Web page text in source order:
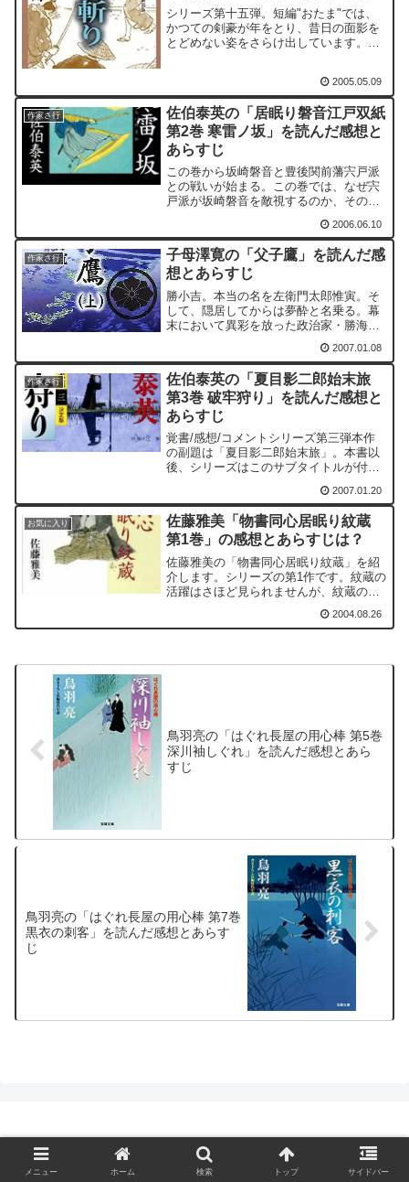
シリーズ第十五弾。短編"おたま"では、
かつての剣豪が年をとり、昔日の面影を
とどめない姿をさらけ出しています。小
語の最後では田沼意次の長男である田沼
意知が斬りつけられま...
2005.05.09
作家さ行
佐伯泰英の「居眠り磐音江戸双紙
第2巻 寒雷ノ坂」を読んだ感想と
あらすじ
この巻から坂崎磐音と豊後関前藩宍戸派
との戦いが始まる。この巻では、なぜ宍
戸派が坂崎磐音を敵視するのか、その概
る内藤新宿とは現在の新宿である。2006.06.10
作家さ行
子母澤寛の「父子鷹」を読んだ感
想とあらすじ
勝小吉。本当の名を左衛門太郎惟寅。そ
して、隠居してからは夢酔と名乗る。幕
末において異彩を放った政治家・勝海舟
て「おとこ鷹」「勝海舟」がある。2007.01.08
作家さ行
佐伯泰英の「夏目影二郎始末旅
第3巻 破牢狩り」を読んだ感想と
あらすじ
覚書/感想/コメントシリーズ第三弾本作
の副題は「夏目影二郎始末旅」。本書以
後、シリーズはこのサブタイトルが付く
しては、真犯人捜しがあげられると思
う。伝馬町の牢屋敷を抜け出した六人。
五街道で繰り広げられる不...
2007.01.20
お気に入り
佐藤雅美「物書同心居眠り紋蔵
第1巻」の感想とあらすじは？
佐藤雅美の「物書同心居眠り紋蔵」を紹
介します。シリーズの第1作です。紋蔵の
活躍はさほど見られませんが、紋蔵の日
家族を中心として、慎ましく暮らす紋蔵
2004.08.26
鳥羽亮の「はぐれ長屋の用心棒 第5巻
深川袖しぐれ」を読んだ感想とあら
すじ
鳥羽亮の「はぐれ長屋の用心棒 第7巻
黒衣の刺客」を読んだ感想とあらす
じ
© 2004-2026 時代小説県歴史小説村.
メニュー ホーム 検索 トップ サイドバー